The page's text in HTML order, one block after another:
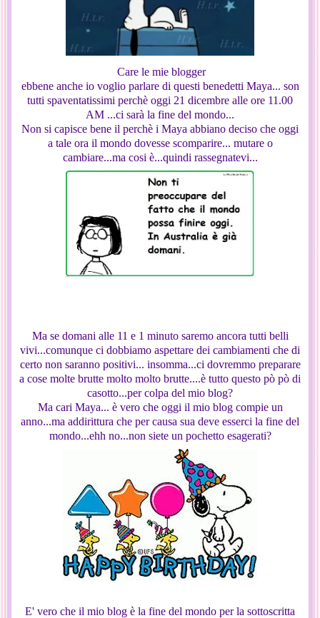
Care le mie blogger
ebbene anche io voglio parlare di questi benedetti Maya... son
tutti spaventatissimi perchè oggi 21 dicembre alle ore 11.00
AM ...ci sarà la fine del mondo...
Non si capisce bene il perchè i Maya abbiano deciso che oggi
a tale ora il mondo dovesse scomparire... mutare o
cambiare...ma cosi è...quindi rassegnatevi...
Ma se domani alle 11 e 1 minuto saremo ancora tutti belli
vivi...comunque ci dobbiamo aspettare dei cambiamenti che di
certo non saranno positivi... insomma...ci dovremmo preparare
a cose molte brutte molto molto brutte....è tutto questo pò pò di
casotto...per colpa del mio blog?
Ma cari Maya... è vero che oggi il mio blog compie un
anno...ma addirittura che per causa sua deve esserci la fine del
mondo...ehh no...non siete un pochetto esagerati?
E' vero che il mio blog è la fine del mondo per la sottoscritta